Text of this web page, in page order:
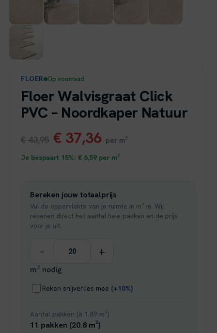
FLOER Op voorraad
Floer Walvisgraat Click
PVC – Noordkaper Natuur
€43,95 Oorspronkelijke
prijs
€ 43,95.
€ 37,36 Huidige
prijs
€ 37,36.
per m²
Je bespaart 15%: € 6,59 per m²
Bereken jouw totaalprijs
Vul de oppervlakte van je ruimte in m² in. Wij
rekenen direct het aantal hele pakken en de prijs
voor je uit.
− +
m² nodig
Reken snijverlies mee (+10%)
Aantal pakken (à 1.89 m²)
11 pakken (20.8 m²)